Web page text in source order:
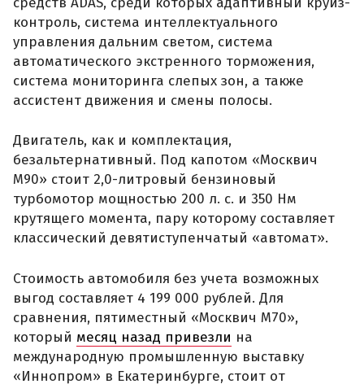
контроль, система интеллектуального
управления дальним светом, система
автоматического экстренного торможения,
система мониторинга слепых зон, а также
ассистент движения и смены полосы.
Двигатель, как и комплектация,
безальтернативный. Под капотом «Москвич
М90» стоит 2,0-литровый бензиновый
турбомотор мощностью 200 л. с. и 350 Нм
крутящего момента, пару которому составляет
классический девятиступенчатый «автомат».
Стоимость автомобиля без учета возможных
выгод составляет 4 199 000 рублей. Для
сравнения, пятиместный «Москвич М70»,
который месяц назад привезли на
международную промышленную выставку
«Иннопром» в Екатеринбурге, стоит от